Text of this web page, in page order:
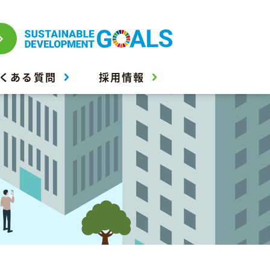
ある質問 採用情報